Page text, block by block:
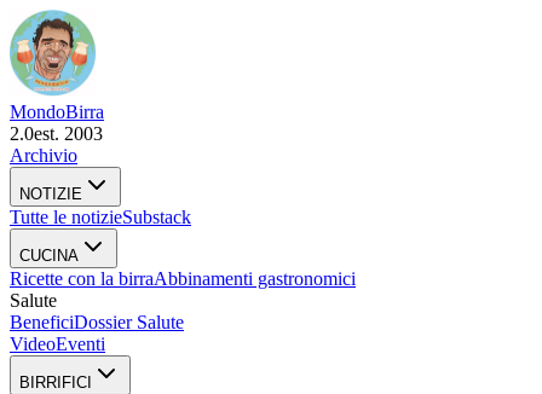
MondoBirra
2.0est. 2003
Archivio
NOTIZIE
Tutte le notizieSubstack
CUCINA
Ricette con la birraAbbinamenti gastronomici
Salute
BeneficiDossier Salute
VideoEventi
BIRRIFICI